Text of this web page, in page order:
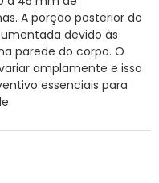
A porção posterior do
devido às
parede do corpo. O
amplamente e isso
essenciais para